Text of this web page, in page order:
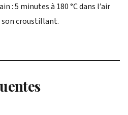
: 5 minutes à 180 °C dans l’air
croustillant.